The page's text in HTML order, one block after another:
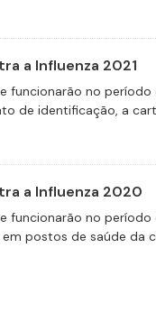
a Influenza 2021
funcionarão no
de identificação, a
a Influenza 2020
funcionarão no
postos de saúde da